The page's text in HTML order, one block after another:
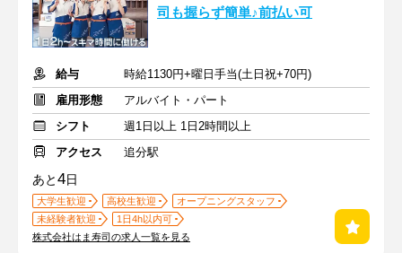
司も握らず簡単♪前払い可
給与
時給1130円+曜日手当(土日祝+70円)
雇用形態
アルバイト・パート
シフト
週1日以上 1日2時間以上
アクセス
追分駅
あと4日
大学生歓迎 高校生歓迎
オープニングスタッフ
未経験者歓迎
1日4h以内可
株式会社はま寿司の求人一覧を見る